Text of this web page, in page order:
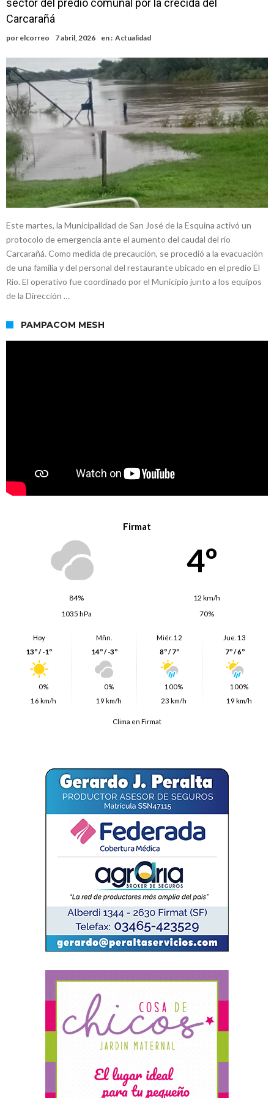
recibió de médica y se reencontró con el doctor que hizo posible su
nacimiento
Firmat será sede del segundo Torneo Regional de Básquet 3×3
Inclusivo
Vassalli: en potencial y con fechas diferidas, la empresa reformula
sus anuncios a los trabajadores
Firmat: avanza la investigación de dos empleadas del Juzgado de
Faltas por presuntas irregularidades
Villada: el viento provocó el desprendimiento del techo del galpón
del ferrocarril
Violento robo en la zona rural de Firmat: maniataron a una pareja de
adultos mayores
sector del predio comunal por la crecida del
Carcarañá
por elcorreo 7 abril, 2026 en : Actualidad
Este martes, la Municipalidad de San José de la Esquina activó un
protocolo de emergencia ante el aumento del caudal del río
Carcarañá. Como medida de precaución, se procedió a la evacuación
de una familia y del personal del restaurante ubicado en el predio El
Rio. El operativo fue coordinado por el Municipio junto a los equipos
de la Dirección …
PAMPACOM MESH
Firmat
4º
84%
12 km/h
1035 hPa
70%
Hoy
13º / -1º
0%
16 km/h
Mñn.
14º / -3º
0%
19 km/h
Miér. 12
8º / 7º
100%
23 km/h
Jue. 13
7º / 6º
100%
19 km/h
Clima en Firmat